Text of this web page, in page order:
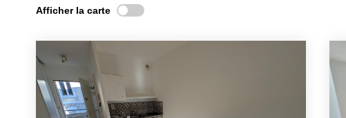
Afficher la carte